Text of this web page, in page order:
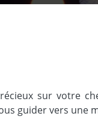
sur votre
guider vers